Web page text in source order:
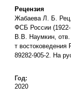
Рецензия
Жабаева Л. Б. Рец.
ФСБ России (1922-
В.В. Наумкин,
т
89282-905-2. На
Год:
2020